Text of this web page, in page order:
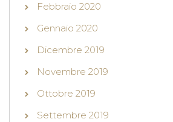
Febbraio 2020
Gennaio 2020
Dicembre 2019
Novembre 2019
Ottobre 2019
Settembre 2019